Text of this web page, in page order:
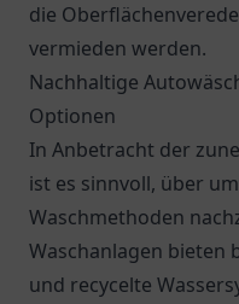
die
vermieden werden.
Nachhaltige
Optionen
In Anbetracht der
ist es sinnvoll, über
Waschmethoden
Waschanlagen bieten
und recycelte